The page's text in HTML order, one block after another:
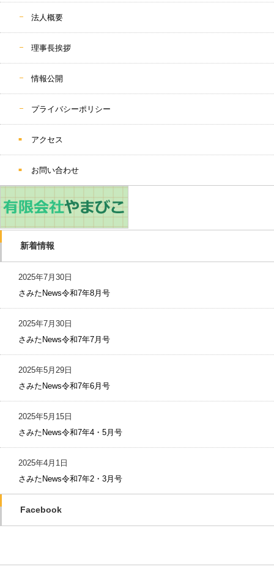
法人概要
理事長挨拶
情報公開
プライバシーポリシー
アクセス
お問い合わせ
新着情報
2025年7月30日
さみたNews令和7年8月号
2025年7月30日
さみたNews令和7年7月号
2025年5月29日
さみたNews令和7年6月号
2025年5月15日
さみたNews令和7年4・5月号
2025年4月1日
さみたNews令和7年2・3月号
Facebook